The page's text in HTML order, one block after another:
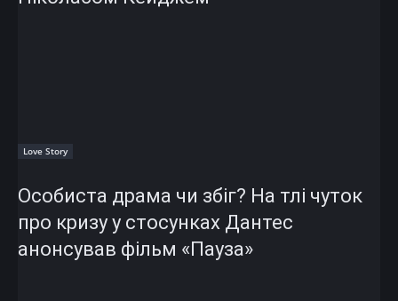
Love Story
Особиста драма чи збіг? На тлі чуток
про кризу у стосунках Дантес
анонсував фільм «Пауза»